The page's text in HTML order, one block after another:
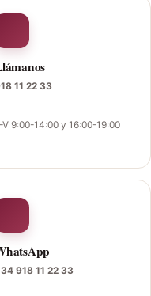
11 22 33
V 9:00-14:00 y 16:00-19:00
918 11 22 33